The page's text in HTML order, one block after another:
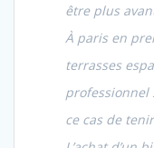
être plus
À paris en
terrasses
professionnel
ce cas de